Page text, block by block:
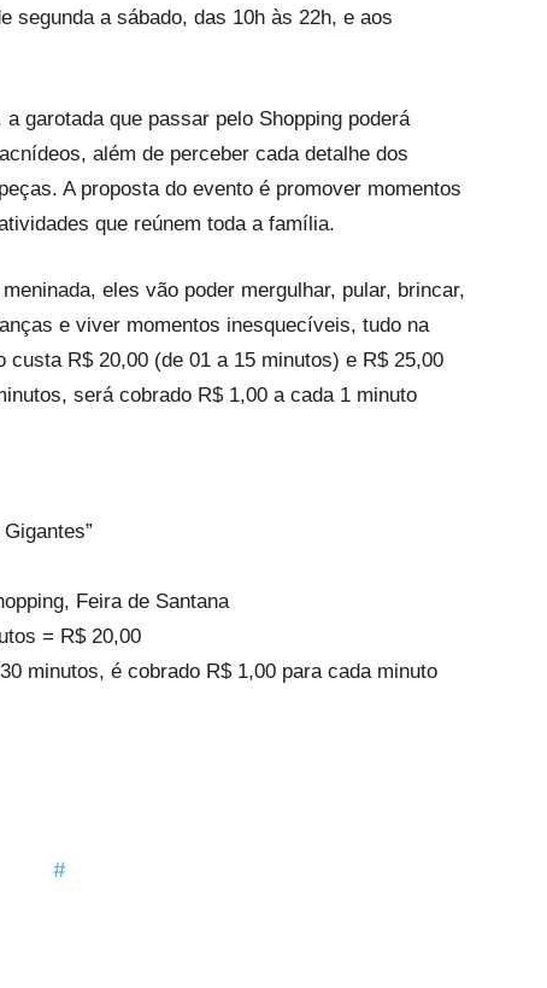
segunda a sábado, das 10h às 22h, e aos
garotada que passar pelo Shopping poderá
além de perceber cada detalhe dos
A proposta do evento é promover momentos
que reúnem toda a família.
eles vão poder mergulhar, pular, brincar,
e viver momentos inesquecíveis, tudo na
custa R$ 20,00 (de 01 a 15 minutos) e R$ 25,00
será cobrado R$ 1,00 a cada 1 minuto
Feira de Santana
= R$ 20,00
minutos, é cobrado R$ 1,00 para cada minuto